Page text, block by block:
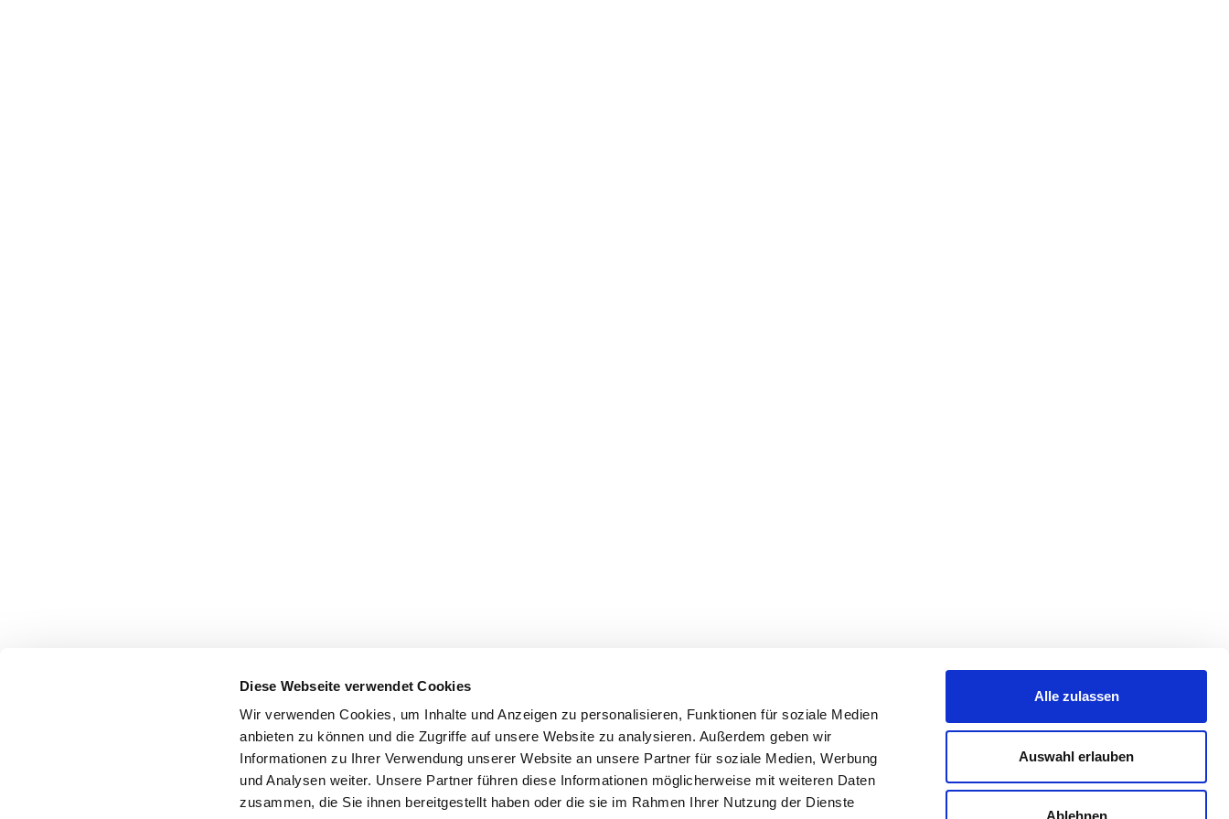
Diese Webseite verwendet Cookies
Wir verwenden Cookies, um Inhalte und Anzeigen zu personalisieren, Funktionen für soziale Medien
anbieten zu können und die Zugriffe auf unsere Website zu analysieren. Außerdem geben wir
Informationen zu Ihrer Verwendung unserer Website an unsere Partner für soziale Medien, Werbung
und Analysen weiter. Unsere Partner führen diese Informationen möglicherweise mit weiteren Daten
zusammen, die Sie ihnen bereitgestellt haben oder die sie im Rahmen Ihrer Nutzung der Dienste
Alle zulassen
Auswahl erlauben
Ablehnen